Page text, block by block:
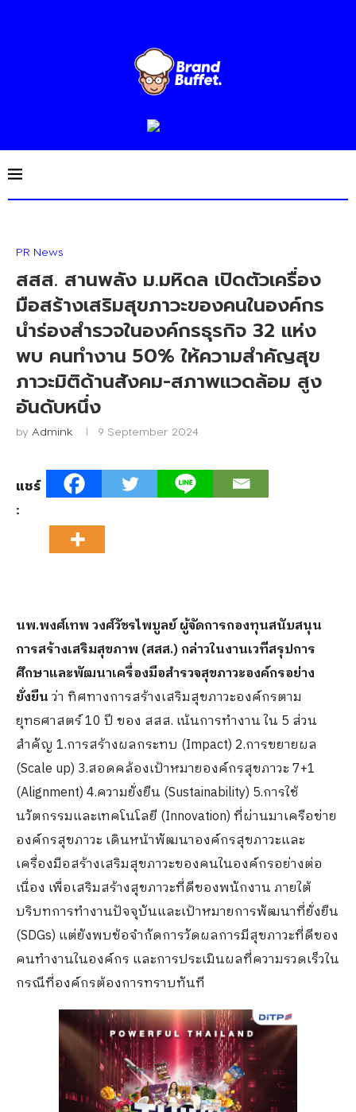
PR News
สสส. สานพลัง ม.มหิดล เปิดตัวเครื่อง
มือสร้างเสริมสุขภาวะของคนในองค์กร
นำร่องสำรวจในองค์กรธุรกิจ 32 แห่ง
พบ คนทำงาน 50% ให้ความสำคัญสุข
ภาวะมิติด้านสังคม-สภาพแวดล้อม สูง
อันดับหนึ่ง
by Admink 9 September 2024
แชร์
:
นพ.พงศ์เทพ วงศ์วัชรไพบูลย์ ผู้จัดการกองทุนสนับสนุน
การสร้างเสริมสุขภาพ (สสส.) กล่าวในงานเวทีสรุปการ
ศึกษาและพัฒนาเครื่องมือสำรวจสุขภาวะองค์กรอย่าง
ยั่งยืนว่า ทิศทางการสร้างเสริมสุขภาวะองค์กรตาม
ยุทธศาสตร์ 10 ปี ของ สสส. เน้นการทำงาน ใน 5 ส่วน
สำคัญ 1.การสร้างผลกระทบ (Impact) 2.การขยายผล
(Scale up) 3.สอดคล้องเป้าหมายองค์กรสุขภาวะ 7+1
(Alignment) 4.ความยั่งยืน (Sustainability) 5.การใช้
นวัตกรรมและเทคโนโลยี (Innovation) ที่ผ่านมาเครือข่าย
องค์กรสุขภาวะ เดินหน้าพัฒนาองค์กรสุขภาวะและ
เครื่องมือสร้างเสริมสุขภาวะของคนในองค์กรอย่างต่อ
เนื่อง เพื่อเสริมสร้างสุขภาวะที่ดีของพนักงาน ภายใต้
บริบทการทำงานปัจจุบันและเป้าหมายการพัฒนาที่ยั่งยืน
(SDGs) แต่ยังพบข้อจำกัดการวัดผลการมีสุขภาวะที่ดีของ
คนทำงานในองค์กร และการประเมินผลที่ความรวดเร็วใน
กรณีที่องค์กรต้องการทราบทันที